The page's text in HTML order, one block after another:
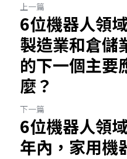
上一篇
6位機器人領
製造業和倉儲
的下一個主要
麼？
下一篇
6位機器人領
年內，家用機